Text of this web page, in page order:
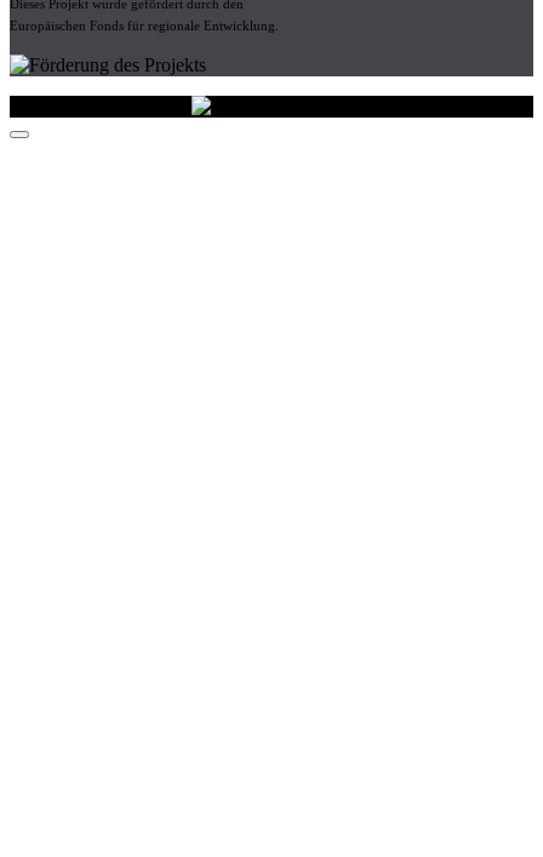
Dieses Projekt wurde gefördert durch den
Europäischen Fonds für regionale Entwicklung.